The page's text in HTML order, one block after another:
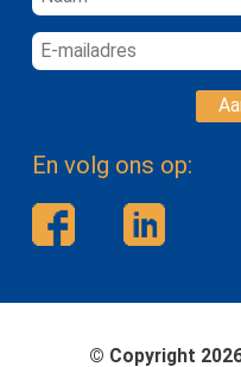
En volg ons op:
© Copyright